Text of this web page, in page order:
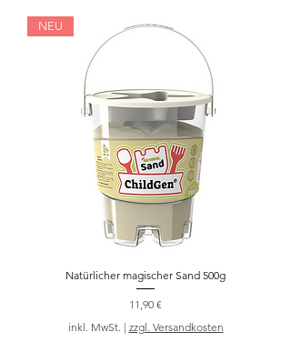
NEU
Natürlicher magischer Sand 500g
Preis
11,90 €
inkl. MwSt. | zzgl. Versandkosten